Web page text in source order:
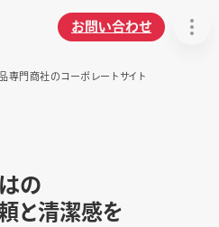
お問い合わせ
専門商社のコーポレートサイト
の
と清潔感を